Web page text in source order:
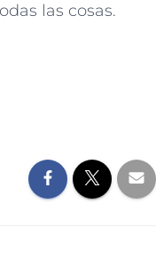
las cosas.